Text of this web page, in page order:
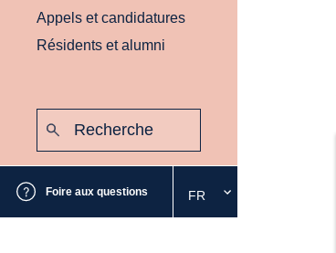
Appels et candidatures
Résidents et alumni
Foire aux questions
Sélectionnez
la
FR